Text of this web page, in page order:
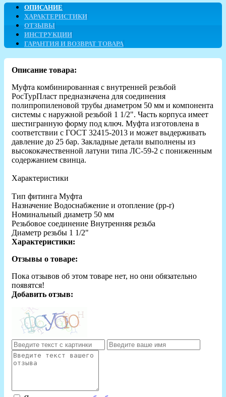
ОПИСАНИЕ
ХАРАКТЕРИСТИКИ
ОТЗЫВЫ
ИНСТРУКЦИИ
ГАРАНТИЯ И ВОЗВРАТ ТОВАРА
Описание товара:
Муфта комбинированная с внутренней резьбой
РосТурПласт предназначена для соединения
полипропиленовой трубы диаметром 50 мм и компонента
системы с наружной резьбой 1 1/2". Часть корпуса имеет
шестигранную форму под ключ. Муфта изготовлена в
соответствии с ГОСТ 32415-2013 и может выдерживать
давление до 25 бар. Закладные детали выполнены из
высококачественной латуни типа ЛС-59-2 с пониженным
содержанием свинца.
Характеристики
Тип фитинга Муфта
Назначение Водоснабжение и отопление (рр-r)
Номинальный диаметр 50 мм
Резьбовое соединение Внутренняя резьба
Диаметр резьбы 1 1/2"
Характеристики:
Отзывы о товаре:
Пока отзывов об этом товаре нет, но они обязательно
появятся!
Добавить отзыв: